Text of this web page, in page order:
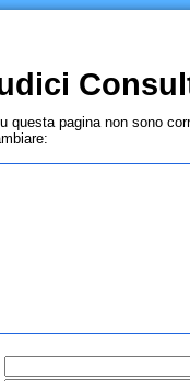
questa pagina non sono